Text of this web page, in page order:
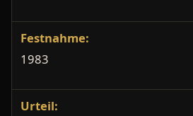
Festnahme:
1983
Urteil: